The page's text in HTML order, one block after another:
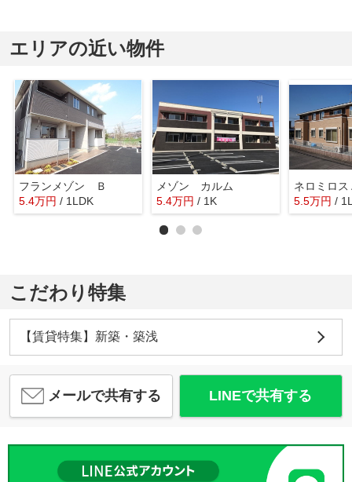
エリアの近い物件
フランメゾン Ｂ
5.4万円 / 1LDK
メゾン カルム
5.4万円 / 1K
ネロミロス
5.5万円 /
こだわり特集
【賃貸特集】新築・築浅
メールで共有する LINEで共有する